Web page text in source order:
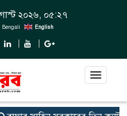
২০২৬, ০৫:২৭
Bengali English
Toggle